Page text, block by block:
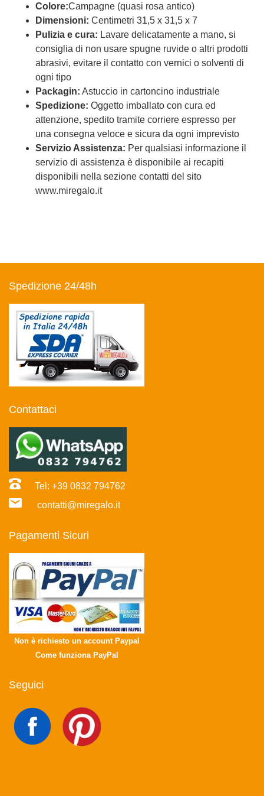
Colore:Campagne (quasi rosa antico)
Dimensioni: Centimetri 31,5 x 31,5 x 7
Pulizia e cura: Lavare delicatamente a mano, si
consiglia di non usare spugne ruvide o altri prodotti
abrasivi, evitare il contatto con vernici o solventi di
ogni tipo
Packagin: Astuccio in cartoncino industriale
Spedizione: Oggetto imballato con cura ed
attenzione, spedito tramite corriere espresso per
una consegna veloce e sicura da ogni imprevisto
Servizio Assistenza: Per qualsiasi informazione il
servizio di assistenza è disponibile ai recapiti
disponibili nella sezione contatti del sito
www.miregalo.it
Spedizione 24/48h
Contattaci
Tel: +39 0832 794762
contatti@miregalo.it
Pagamenti Sicuri
Non è richiesto un account Paypal
Come funziona PayPal
Seguici